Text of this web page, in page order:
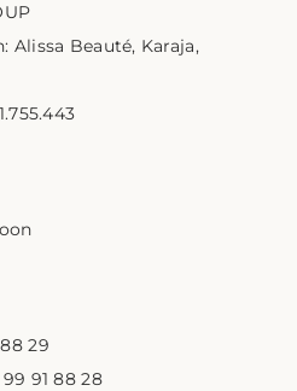
Alissa Beauté, Karaja,
29
91 88 28